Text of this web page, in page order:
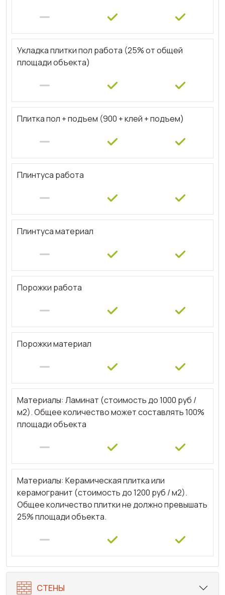
Укладка плитки пол работа (25% от общей
площади объекта)
Плитка пол + подъем (900 + клей + подъем)
Плинтуса работа
Плинтуса материал
Порожки работа
Порожки материал
Материалы: Ламинат (стоимость до 1000 руб /
м2). Общее количество может составлять 100%
площади объекта
Материалы: Керамическая плитка или
керамогранит (стоимость до 1200 руб / м2).
Общее количество плитки не должно превышать
25% площади объекта.
СТЕНЫ